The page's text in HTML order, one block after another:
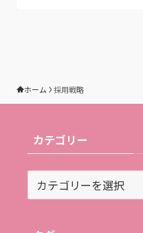
ホーム 採用戦略
カテゴリー
テ
リ